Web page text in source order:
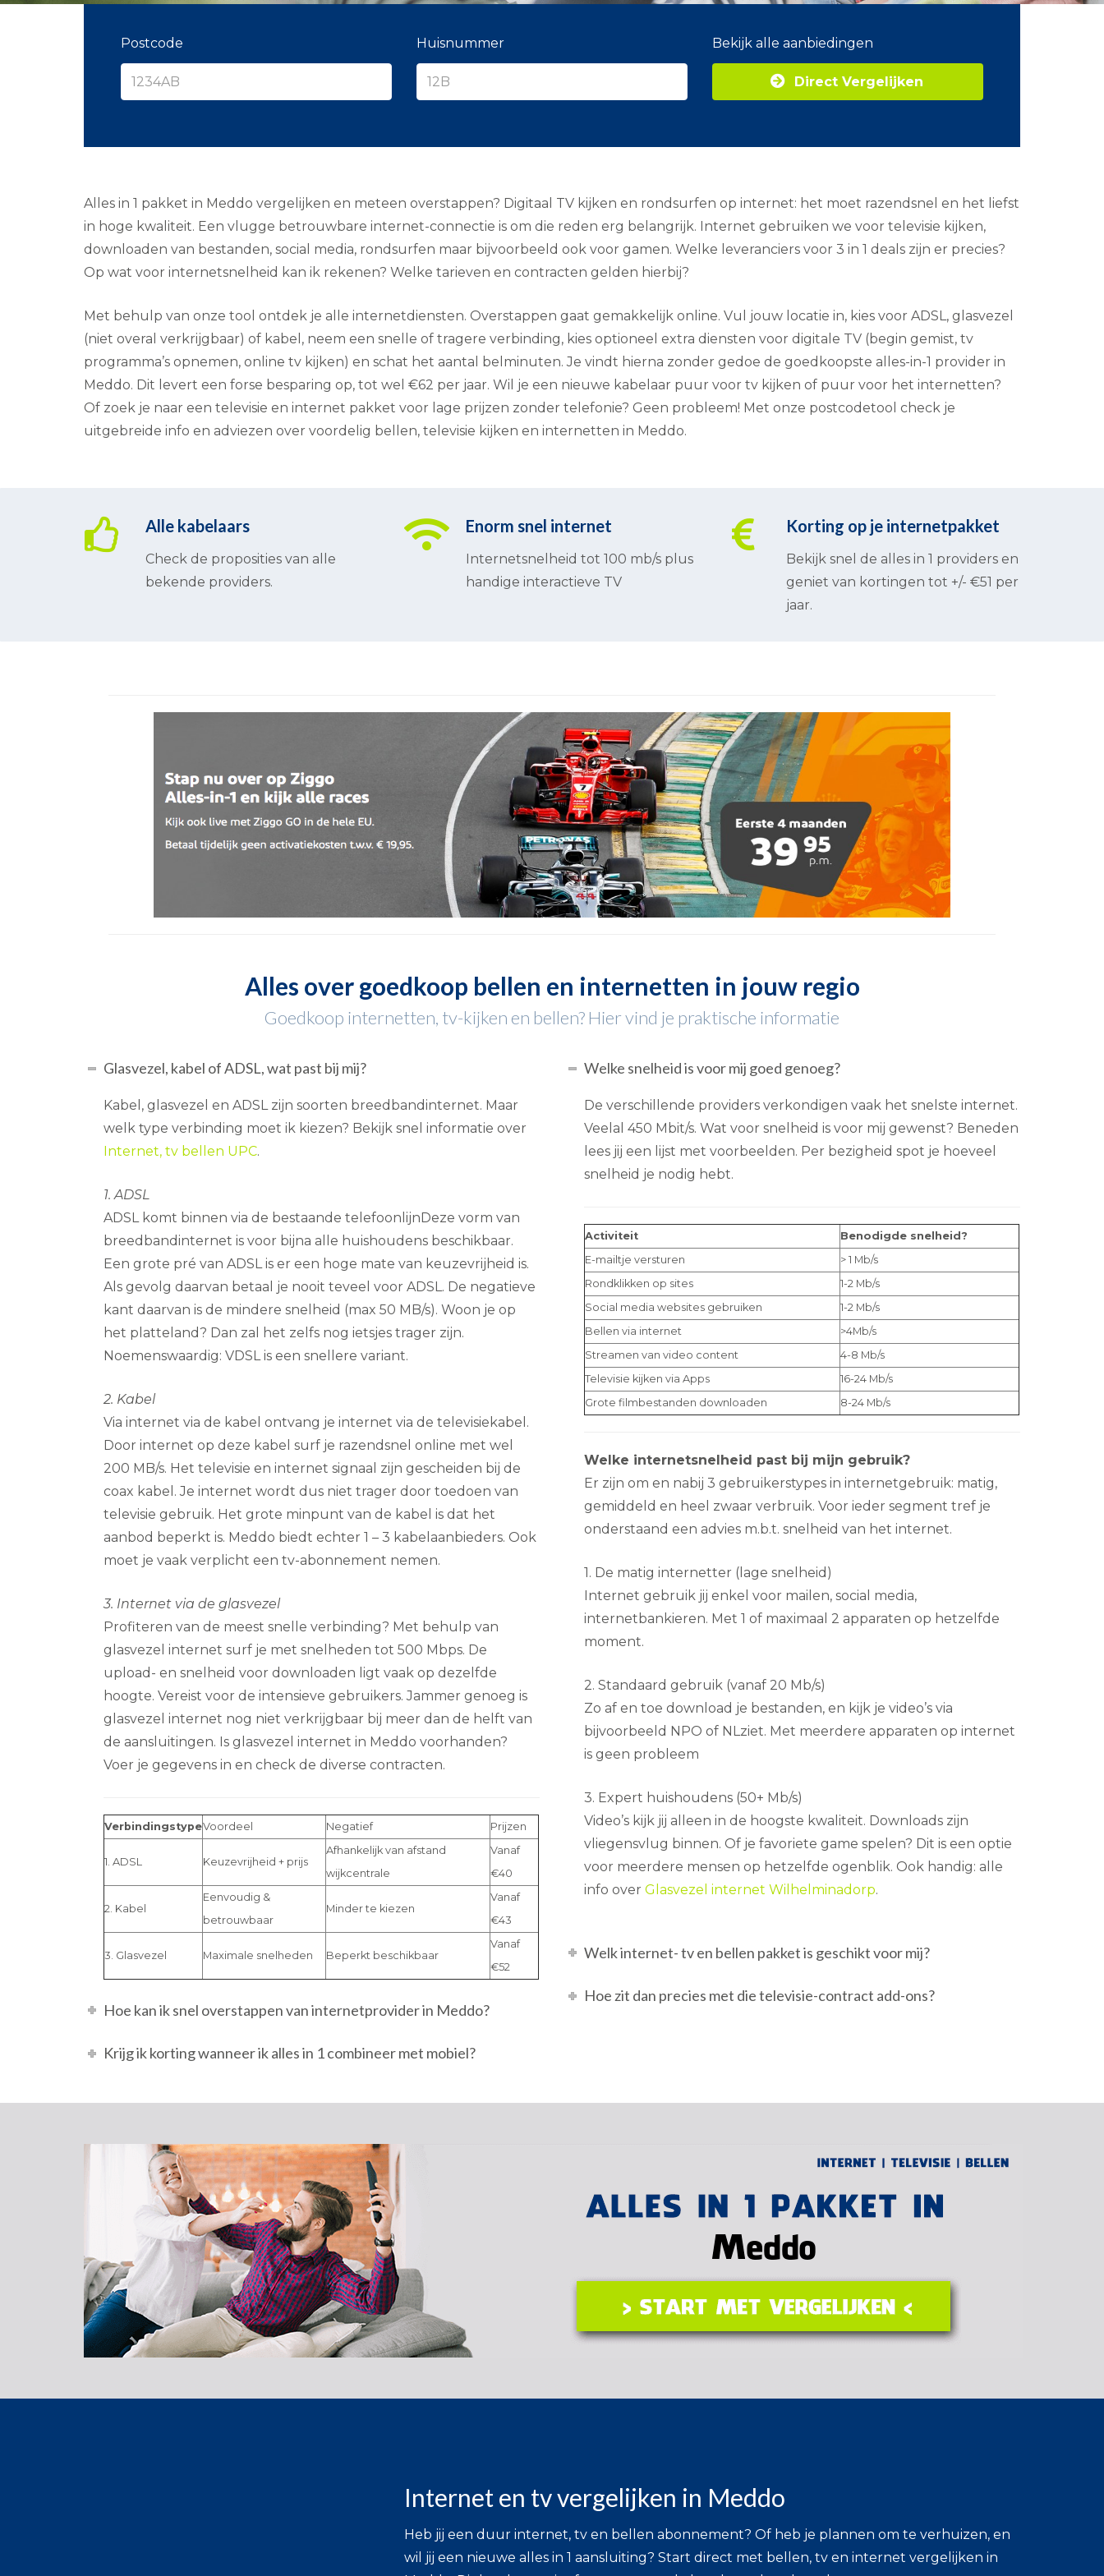
Postcode Huisnummer Bekijk alle aanbiedingen
Direct Vergelijken
Alles in 1 pakket in Meddo vergelijken en meteen overstappen? Digitaal TV kijken en rondsurfen op internet: het moet razendsnel en het liefst
in hoge kwaliteit. Een vlugge betrouwbare internet-connectie is om die reden erg belangrijk. Internet gebruiken we voor televisie kijken,
downloaden van bestanden, social media, rondsurfen maar bijvoorbeeld ook voor gamen. Welke leveranciers voor 3 in 1 deals zijn er precies?
Op wat voor internetsnelheid kan ik rekenen? Welke tarieven en contracten gelden hierbij?
Met behulp van onze tool ontdek je alle internetdiensten. Overstappen gaat gemakkelijk online. Vul jouw locatie in, kies voor ADSL, glasvezel
(niet overal verkrijgbaar) of kabel, neem een snelle of tragere verbinding, kies optioneel extra diensten voor digitale TV (begin gemist, tv
programma’s opnemen, online tv kijken) en schat het aantal belminuten. Je vindt hierna zonder gedoe de goedkoopste alles-in-1 provider in
Meddo. Dit levert een forse besparing op, tot wel €62 per jaar. Wil je een nieuwe kabelaar puur voor tv kijken of puur voor het internetten?
Of zoek je naar een televisie en internet pakket voor lage prijzen zonder telefonie? Geen probleem! Met onze postcodetool check je
uitgebreide info en adviezen over voordelig bellen, televisie kijken en internetten in Meddo.
Alle kabelaars
Check de proposities van alle
bekende providers.
Enorm snel internet
Internetsnelheid tot 100 mb/s plus
handige interactieve TV
Korting op je internetpakket
Bekijk snel de alles in 1 providers en
geniet van kortingen tot +/- €51 per
jaar.
Alles over goedkoop bellen en internetten in jouw regio
Goedkoop internetten, tv-kijken en bellen? Hier vind je praktische informatie
Glasvezel, kabel of ADSL, wat past bij mij?
Kabel, glasvezel en ADSL zijn soorten breedbandinternet. Maar
welk type verbinding moet ik kiezen? Bekijk snel informatie over
Internet, tv bellen UPC.
1. ADSL
ADSL komt binnen via de bestaande telefoonlijnDeze vorm van
breedbandinternet is voor bijna alle huishoudens beschikbaar.
Een grote pré van ADSL is er een hoge mate van keuzevrijheid is.
Als gevolg daarvan betaal je nooit teveel voor ADSL. De negatieve
kant daarvan is de mindere snelheid (max 50 MB/s). Woon je op
het platteland? Dan zal het zelfs nog ietsjes trager zijn.
Noemenswaardig: VDSL is een snellere variant.
2. Kabel
Via internet via de kabel ontvang je internet via de televisiekabel.
Door internet op deze kabel surf je razendsnel online met wel
200 MB/s. Het televisie en internet signaal zijn gescheiden bij de
coax kabel. Je internet wordt dus niet trager door toedoen van
televisie gebruik. Het grote minpunt van de kabel is dat het
aanbod beperkt is. Meddo biedt echter 1 – 3 kabelaanbieders. Ook
moet je vaak verplicht een tv-abonnement nemen.
3. Internet via de glasvezel
Profiteren van de meest snelle verbinding? Met behulp van
glasvezel internet surf je met snelheden tot 500 Mbps. De
upload- en snelheid voor downloaden ligt vaak op dezelfde
hoogte. Vereist voor de intensieve gebruikers. Jammer genoeg is
glasvezel internet nog niet verkrijgbaar bij meer dan de helft van
de aansluitingen. Is glasvezel internet in Meddo voorhanden?
Voer je gegevens in en check de diverse contracten.
VerbindingstypeVoordeel Negatief Prijzen
1. ADSL Keuzevrijheid + prijs
Afhankelijk van afstand
wijkcentrale
Vanaf
€40
2. Kabel
Eenvoudig &
betrouwbaar
Minder te kiezen
Vanaf
€43
3. Glasvezel Maximale snelheden Beperkt beschikbaar
Vanaf
€52
Hoe kan ik snel overstappen van internetprovider in Meddo?
Krijg ik korting wanneer ik alles in 1 combineer met mobiel?
Welke snelheid is voor mij goed genoeg?
De verschillende providers verkondigen vaak het snelste internet.
Veelal 450 Mbit/s. Wat voor snelheid is voor mij gewenst? Beneden
lees jij een lijst met voorbeelden. Per bezigheid spot je hoeveel
snelheid je nodig hebt.
Activiteit
Benodigde snelheid?
E-mailtje versturen
> 1 Mb/s
Rondklikken op sites
1-2 Mb/s
Social media websites gebruiken
1-2 Mb/s
Bellen via internet
>4Mb/s
Streamen van video content
4-8 Mb/s
Televisie kijken via Apps
16-24 Mb/s
Grote filmbestanden downloaden
8-24 Mb/s
Welke internetsnelheid past bij mijn gebruik?
Er zijn om en nabij 3 gebruikerstypes in internetgebruik: matig,
gemiddeld en heel zwaar verbruik. Voor ieder segment tref je
onderstaand een advies m.b.t. snelheid van het internet.
1. De matig internetter (lage snelheid)
Internet gebruik jij enkel voor mailen, social media,
internetbankieren. Met 1 of maximaal 2 apparaten op hetzelfde
moment.
2. Standaard gebruik (vanaf 20 Mb/s)
Zo af en toe download je bestanden, en kijk je video’s via
bijvoorbeeld NPO of NLziet. Met meerdere apparaten op internet
is geen probleem
3. Expert huishoudens (50+ Mb/s)
Video’s kijk jij alleen in de hoogste kwaliteit. Downloads zijn
vliegensvlug binnen. Of je favoriete game spelen? Dit is een optie
voor meerdere mensen op hetzelfde ogenblik. Ook handig: alle
info overGlasvezel internet Wilhelminadorp.
Welk internet- tv en bellen pakket is geschikt voor mij?
Hoe zit dan precies met die televisie-contract add-ons?
Internet en tv vergelijken in Meddo
Heb jij een duur internet, tv en bellen abonnement? Of heb je plannen om te verhuizen, en
wil jij een nieuwe alles in 1 aansluiting? Start direct met bellen, tv en internet vergelijken in